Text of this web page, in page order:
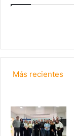
Más recientes